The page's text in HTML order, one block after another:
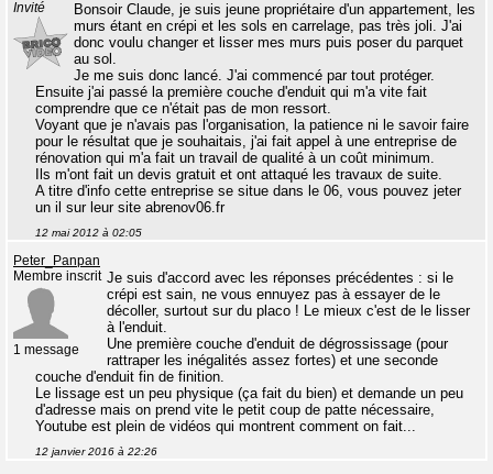
Invité
Bonsoir Claude, je suis jeune propriétaire d'un appartement, les
murs étant en crépi et les sols en carrelage, pas très joli. J'ai
donc voulu changer et lisser mes murs puis poser du parquet
au sol.
Je me suis donc lancé. J'ai commencé par tout protéger.
Ensuite j'ai passé la première couche d'enduit qui m'a vite fait
comprendre que ce n'était pas de mon ressort.
Voyant que je n'avais pas l'organisation, la patience ni le savoir faire
pour le résultat que je souhaitais, j'ai fait appel à une entreprise de
rénovation qui m'a fait un travail de qualité à un coût minimum.
Ils m'ont fait un devis gratuit et ont attaqué les travaux de suite.
A titre d'info cette entreprise se situe dans le 06, vous pouvez jeter
un il sur leur site abrenov06.fr
12 mai 2012 à 02:05
Peter_Panpan
Membre inscrit
1 message
Je suis d'accord avec les réponses précédentes : si le
crépi est sain, ne vous ennuyez pas à essayer de le
décoller, surtout sur du placo ! Le mieux c'est de le lisser
à l'enduit.
Une première couche d'enduit de dégrossissage (pour
rattraper les inégalités assez fortes) et une seconde
couche d'enduit fin de finition.
Le lissage est un peu physique (ça fait du bien) et demande un peu
d'adresse mais on prend vite le petit coup de patte nécessaire,
Youtube est plein de vidéos qui montrent comment on fait...
12 janvier 2016 à 22:26